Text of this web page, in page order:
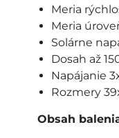
Meria
Meria
Solárne
Dosah až
Napájanie
Rozmery
Obsah